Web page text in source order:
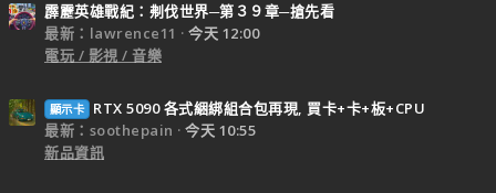
霹靂英雄戰紀：刜伐世界─第３９章─搶先看
最新：lawrence11
今天 12:00
電玩 / 影視 / 音樂
顯示卡
RTX 5090 各式綑綁組合包再現, 買卡+卡+板+CPU
最新：soothepain
今天 10:55
新品資訊